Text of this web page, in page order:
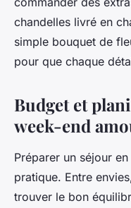
chandelles livré en
simple bouquet de
pour que chaque
Budget et
week-end
Préparer un séjour
pratique. Entre
trouver le bon